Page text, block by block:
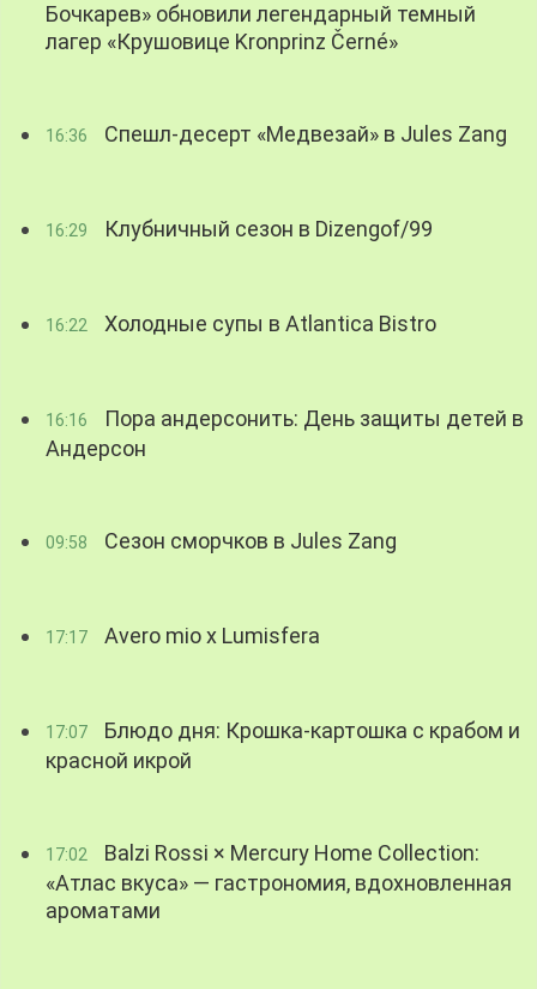
Бочкарев» обновили легендарный темный
лагер «Крушовице Kronprinz Černé»
16:36 Спешл-десерт «Медвезай» в Jules Zang
16:29 Клубничный сезон в Dizengof/99
16:22 Холодные супы в Atlantica Bistro
16:16
Пора андерсонить: День защиты детей в
Андерсон
09:58 Сезон сморчков в Jules Zang
17:17 Avero mio x Lumisfera
17:07
Блюдо дня: Крошка-картошка с крабом и
красной икрой
17:02
Balzi Rossi × Mercury Home Collection:
«Атлас вкуса» — гастрономия, вдохновленная
ароматами